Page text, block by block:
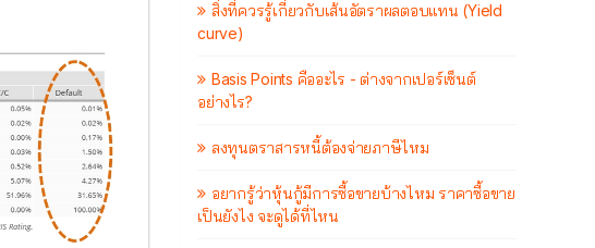
สิ่งที่ควรรู้เกี่ยวกับเส้นอัตราผลตอบแทน (Yield
curve)
Basis Points คืออะไร - ต่างจากเปอร์เซ็นต์
อย่างไร?
ลงทุนตราสารหนี้ต้องจ่ายภาษีไหม
อยากรู้ว่าหุ้นกู้มีการซื้อขายบ้างไหม ราคาซื้อขาย
เป็นยังไง จะดูได้ที่ไหน